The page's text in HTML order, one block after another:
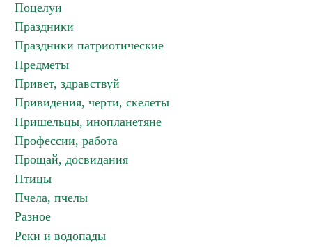
Поцелуи
Праздники
Праздники патриотические
Предметы
Привет, здравствуй
Привидения, черти, скелеты
Пришельцы, инопланетяне
Профессии, работа
Прощай, досвидания
Птицы
Пчела, пчелы
Разное
Реки и водопады